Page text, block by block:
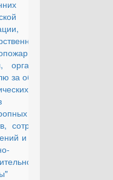
дел
органов по
за оборотом
и
сотрудников
и органов